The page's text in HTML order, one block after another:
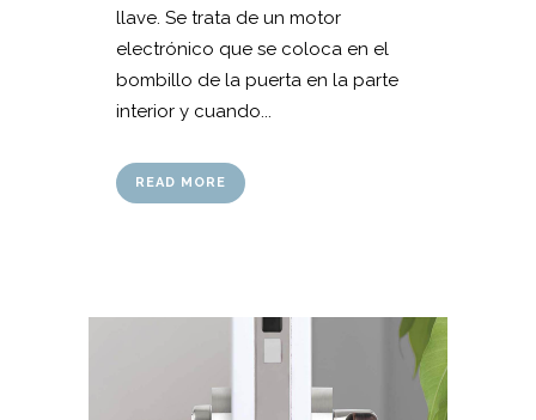
llave. Se trata de un motor
electrónico que se coloca en el
bombillo de la puerta en la parte
interior y cuando...
READ MORE